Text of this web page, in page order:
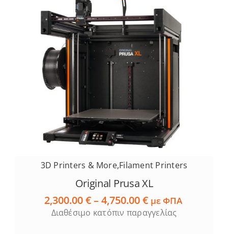
3D Printers & More,Filament Printers
Original Prusa XL
2,300.00€ – 4,750.00€Price
range:
2,300.00 €
με ΦΠΑ
Διαθέσιμο κατόπιν παραγγελίας